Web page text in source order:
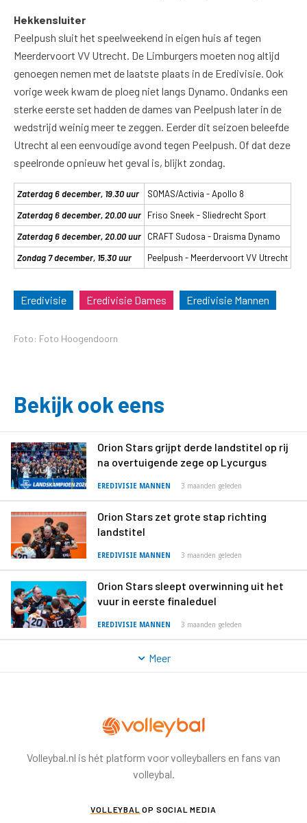
Hekkensluiter
Peelpush sluit het speelweekend in eigen huis af tegen
Meerdervoort VV Utrecht. De Limburgers moeten nog altijd
genoegen nemen met de laatste plaats in de Eredivisie. Ook
vorige week kwam de ploeg niet langs Dynamo. Ondanks een
sterke eerste set hadden de dames van Peelpush later in de
wedstrijd weinig meer te zeggen. Eerder dit seizoen beleefde
Utrecht al een eenvoudige avond tegen Peelpush. Of dat deze
speelronde opnieuw het geval is, blijkt zondag.
Zaterdag 6 december, 19.30 uur
SOMAS/Activia - Apollo 8
Zaterdag 6 december, 20.00 uur
Friso Sneek - Sliedrecht Sport
Zaterdag 6 december, 20.00 uur
CRAFT Sudosa - Draisma Dynamo
Zondag 7 december, 15.30 uur
Peelpush - Meerdervoort VV Utrecht
Eredivisie Eredivisie Dames Eredivisie Mannen
Foto: Foto Hoogendoorn
Bekijk ook eens
Orion Stars grijpt derde landstitel op rij
na overtuigende zege op Lycurgus
EREDIVISIE MANNEN 3 maanden geleden
Orion Stars zet grote stap richting
landstitel
EREDIVISIE MANNEN 3 maanden geleden
Orion Stars sleept overwinning uit het
vuur in eerste finaleduel
EREDIVISIE MANNEN 3 maanden geleden
Meer
Volleybal.nl is hét platform voor volleyballers en fans van
volleybal.
VOLLEYBAL OP SOCIAL MEDIA